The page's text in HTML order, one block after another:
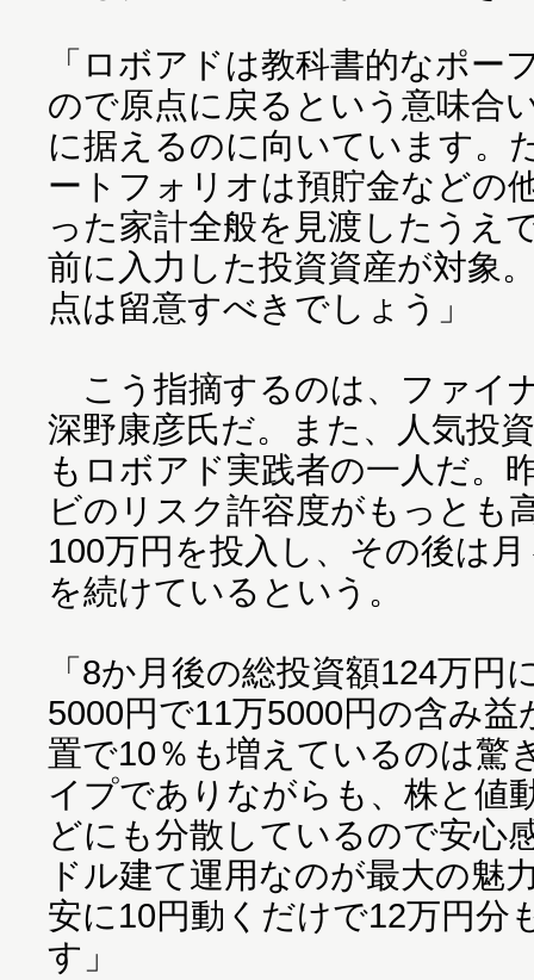
「ロボアドは教科書的なポー
ので原点に戻るという意味合
に据えるのに向いています。
ートフォリオは預貯金などの
った家計全般を見渡したうえ
前に入力した投資資産が対象
点は留意すべきでしょう」
こう指摘するのは、ファイ
深野康彦氏だ。また、人気投
もロボアド実践者の一人だ。
ビのリスク許容度がもっとも
100万円を投入し、その後は
を続けているという。
「8か月後の総投資額124万円
5000円で11万5000円の含み
置で10％も増えているのは驚
イプでありながらも、株と値
どにも分散しているので安心
ドル建て運用なのが最大の魅
安に10円動くだけで12万円分
す」